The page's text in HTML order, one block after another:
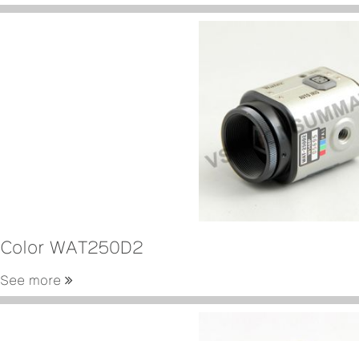
Color WAT250D2
See more